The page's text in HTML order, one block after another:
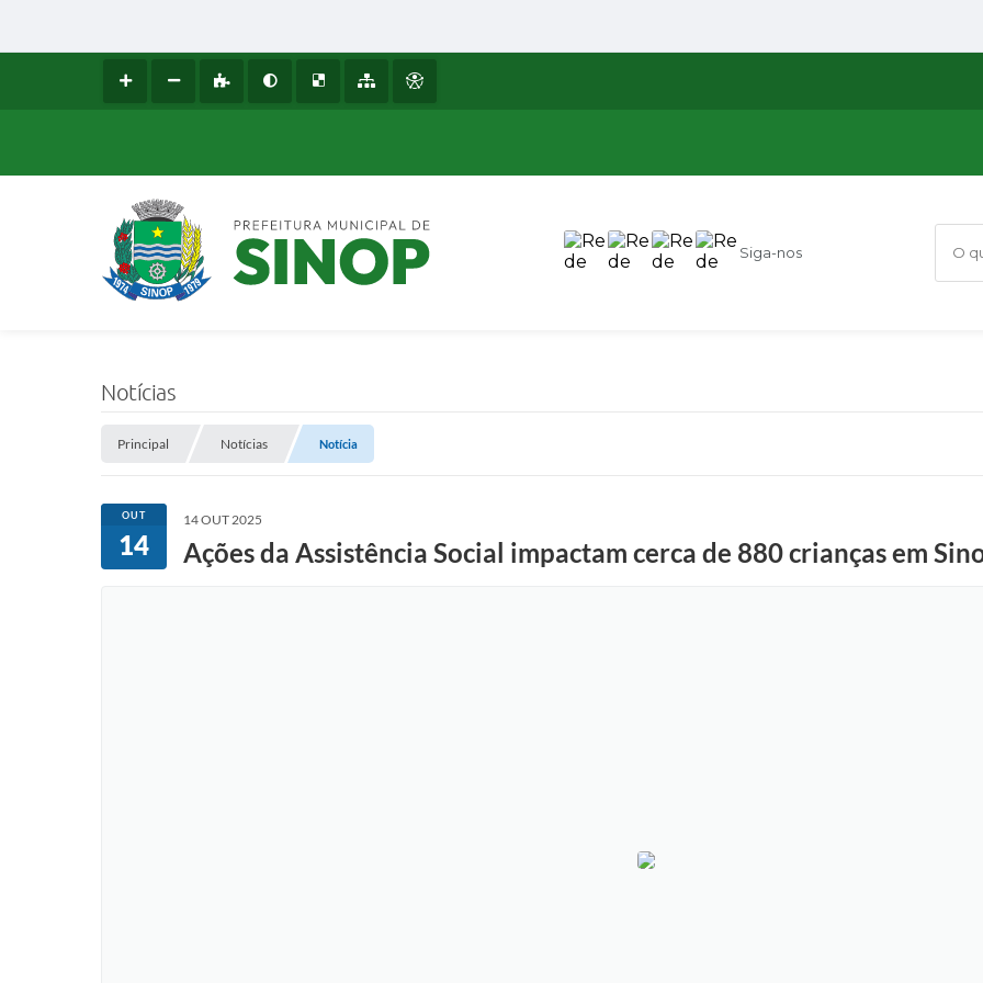
Siga-nos O
Notícias
Principal Notícias Notícia
OUT
14
14 OUT 2025
Ações da Assistência Social impactam cerca de 880 crianças em